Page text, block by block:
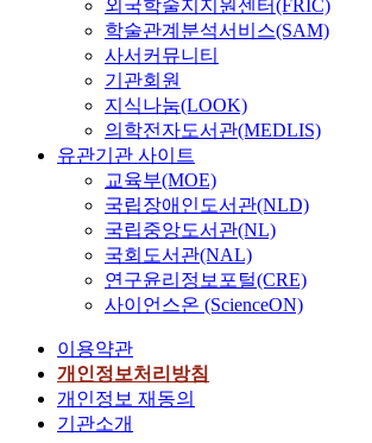
외국학술지지원센터(FRIC)
학술관계분석서비스(SAM)
사서커뮤니티
기관회원
지식나눔(LOOK)
의학전자도서관(MEDLIS)
유관기관 사이트
교육부(MOE)
국립장애인도서관(NLD)
국립중앙도서관(NL)
국회도서관(NAL)
연구윤리정보포털(CRE)
사이언스온 (ScienceON)
이용약관
개인정보처리방침
개인정보 재동의
기관소개